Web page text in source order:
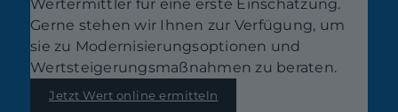
Wertermittler für eine erste Einschätzung.
Gerne stehen wir Ihnen zur Verfügung, um
sie zu Modernisierungsoptionen und
Wertsteigerungsmaßnahmen zu beraten.
Jetzt Wert online ermitteln